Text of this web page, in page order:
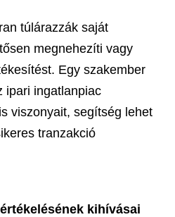
túlárazzák saját
megnehezíti vagy
Egy szakember
ipari ingatlanpiac
viszonyait, segítség lehet
tranzakció
kihívásai